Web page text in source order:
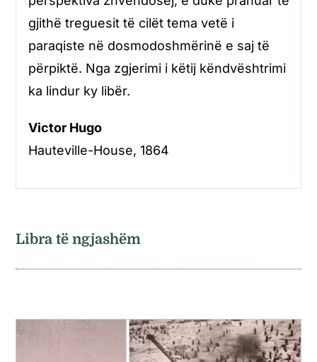
gjithë treguesit të cilët tema vetë i
paraqiste në dosmodoshmërinë e saj të
përpiktë. Nga zgjerimi i këtij këndvështrimi
ka lindur ky libër.
Victor Hugo
Hauteville-House, 1864
Libra të ngjashëm